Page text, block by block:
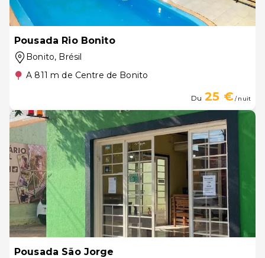
Pousada Rio Bonito
Bonito, Brésil
A 811 m de Centre de Bonito
Du 25 €/ nuit
Pousada São Jorge